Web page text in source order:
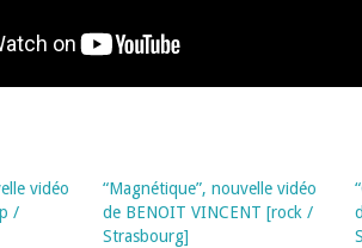
vidéo
/
“Magnétique”, nouvelle vidéo
de BENOIT VINCENT [rock /
Strasbourg]